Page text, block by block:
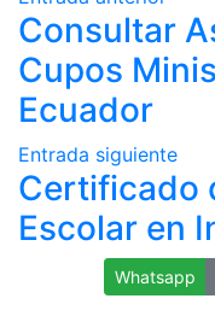
Consultar
Cupos
Ecuador
Entrada siguiente
Certificado
Escolar en
Whatsapp